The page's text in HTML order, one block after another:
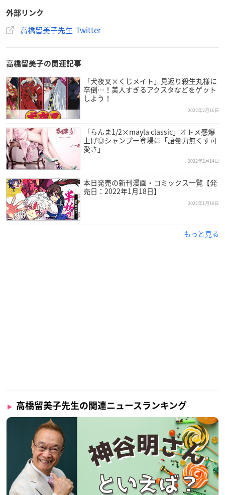
外部リンク
高橋留美子先生 Twitter
高橋留美子の関連記事
「犬夜叉×くじメイト」見返り殺生丸様に
卒倒…！美人すぎるアクスタなどをゲット
しよう！
2022年2月16日
「らんま1/2×mayla classic」オトメ感爆
上げ◎シャンプー登場に「語彙力無くす可
愛さ」
2022年2月14日
本日発売の新刊漫画・コミックス一覧【発
売日：2022年1月18日】
2022年1月18日
もっと見る
高橋留美子先生の関連ニュースランキング